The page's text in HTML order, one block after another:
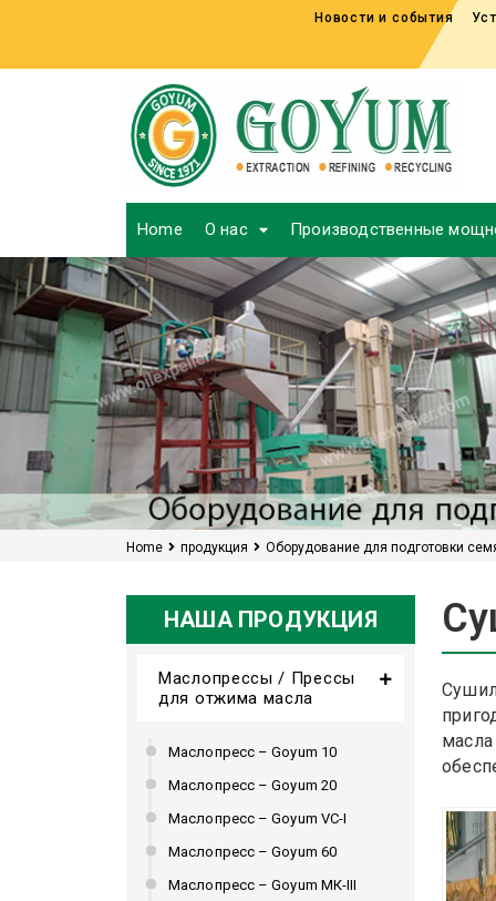
Новости и события
Home О нас Производственные
Home продукция Оборудование для подготовки
НАША ПРОДУКЦИЯ
Маслопрессы / Прессы
для отжима масла
Маслопресс – Goyum 10
Маслопресс – Goyum 20
Маслопресс – Goyum VC-I
Маслопресс – Goyum 60
Маслопресс – Goyum МК-III